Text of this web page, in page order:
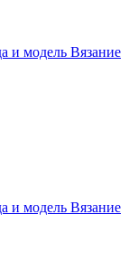
и модель Вязание
и модель Вязание